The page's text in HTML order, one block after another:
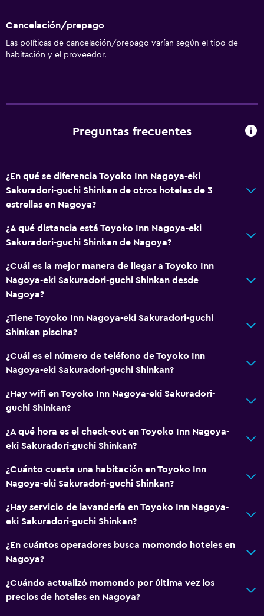
Cancelación/prepago
Las políticas de cancelación/prepago varían según el tipo de
habitación y el proveedor.
Preguntas frecuentes
¿En qué se diferencia Toyoko Inn Nagoya-eki
Sakuradori-guchi Shinkan de otros hoteles de 3
estrellas en Nagoya?
¿A qué distancia está Toyoko Inn Nagoya-eki
Sakuradori-guchi Shinkan de Nagoya?
¿Cuál es la mejor manera de llegar a Toyoko Inn
Nagoya-eki Sakuradori-guchi Shinkan desde
Nagoya?
¿Tiene Toyoko Inn Nagoya-eki Sakuradori-guchi
Shinkan piscina?
¿Cuál es el número de teléfono de Toyoko Inn
Nagoya-eki Sakuradori-guchi Shinkan?
¿Hay wifi en Toyoko Inn Nagoya-eki Sakuradori-
guchi Shinkan?
¿A qué hora es el check-out en Toyoko Inn Nagoya-
eki Sakuradori-guchi Shinkan?
¿Cuánto cuesta una habitación en Toyoko Inn
Nagoya-eki Sakuradori-guchi Shinkan?
¿Hay servicio de lavandería en Toyoko Inn Nagoya-
eki Sakuradori-guchi Shinkan?
¿En cuántos operadores busca momondo hoteles en
Nagoya?
¿Cuándo actualizó momondo por última vez los
precios de hoteles en Nagoya?